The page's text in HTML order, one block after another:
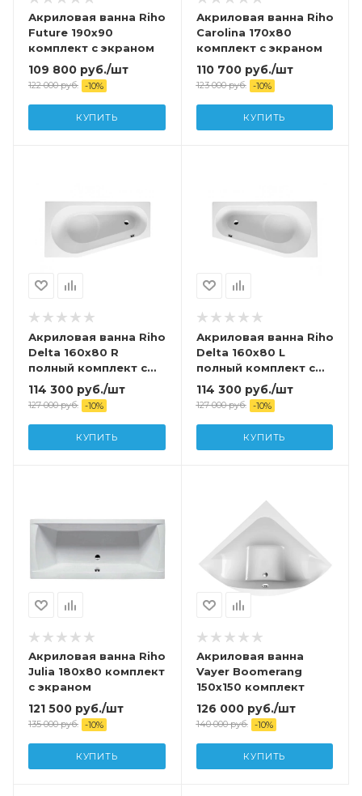
Акриловая ванна Riho
Future 190х90
комплект с экраном
109 800 руб./шт
122 000руб. -10%
КУПИТЬ
Акриловая ванна Riho
Carolina 170х80
комплект с экраном
110 700руб./шт
123 000руб. -10%
КУПИТЬ
Акриловая ванна Riho
Delta 160х80 R
полный комплект с
экраном
114 300 руб./шт
127 000руб. -10%
КУПИТЬ
Акриловая ванна Riho
Delta 160х80 L
полный комплект с
экраном
114 300руб./шт
127 000руб. -10%
КУПИТЬ
Акриловая ванна Riho
Julia 180х80 комплект
с экраном
121 500 руб./шт
135 000руб. -10%
КУПИТЬ
Акриловая ванна
Vayer Boomerang
150х150 комплект
126 000руб./шт
140 000руб. -10%
КУПИТЬ